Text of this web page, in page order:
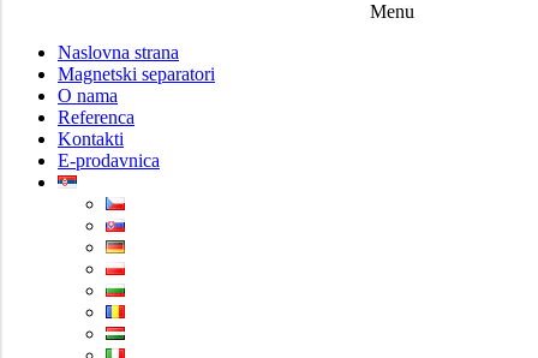
Menu
Naslovna strana
Magnetski separatori
O nama
Referenca
Kontakti
E-prodavnica